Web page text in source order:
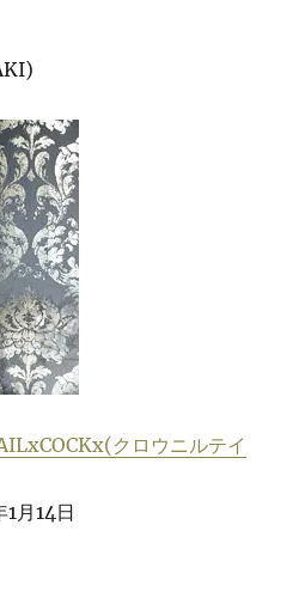
クロウニルテイ
月14日